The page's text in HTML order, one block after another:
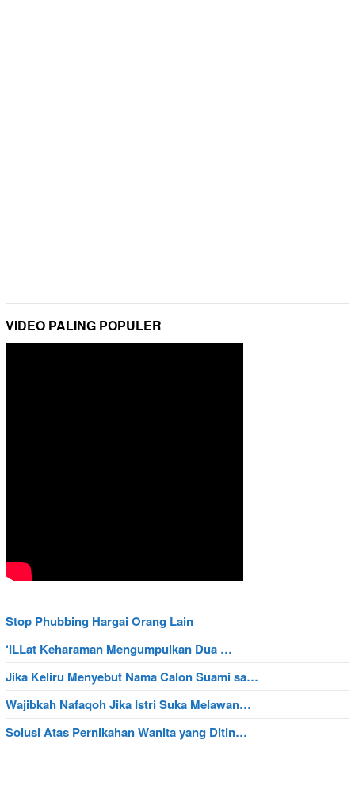
VIDEO PALING POPULER
Stop Phubbing Hargai Orang Lain
‘ILLat Keharaman Mengumpulkan Dua …
Jika Keliru Menyebut Nama Calon Suami sa…
Wajibkah Nafaqoh Jika Istri Suka Melawan…
Solusi Atas Pernikahan Wanita yang Ditin…